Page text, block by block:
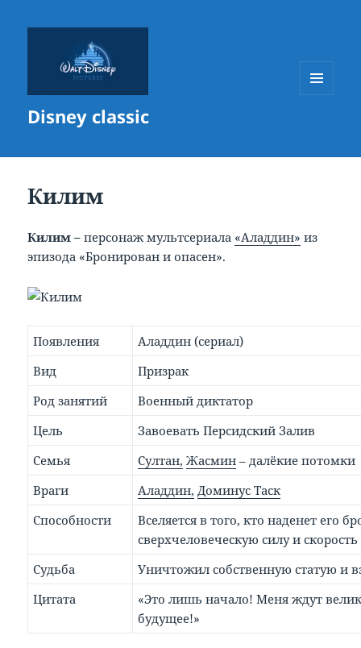
Disney classic
Килим
Килим –персонаж мультсериала «Аладдин» из
эпизода «Бронирован и опасен».
Появления
Аладдин (сериал)
Вид
Призрак
Род занятий
Военный диктатор
Цель
Завоевать Персидский Залив
Семья
Султан, Жасмин – далёкие потомки
Враги
Аладдин, Доминус Таск
Способности
Вселяется в того, кто наденет его
сверхчеловеческую силу и скорость
Судьба
Уничтожил собственную статую и
Цитата
«Это лишь начало! Меня ждут
будущее!»